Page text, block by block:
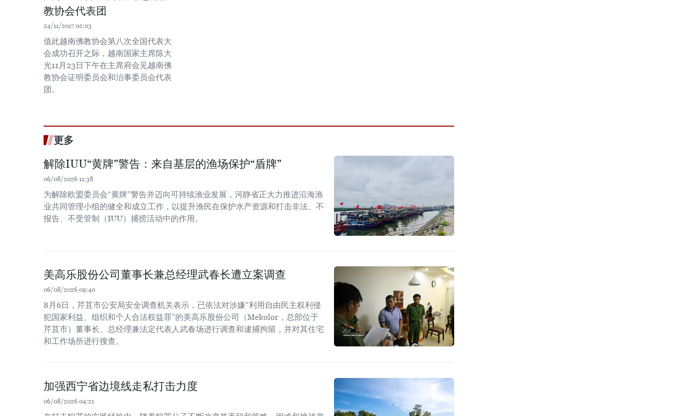
教协会代表团
24/11/2017 02:03
值此越南佛教协会第八次全国代表大
会成功召开之际，越南国家主席陈大
光11月23日下午在主席府会见越南佛
教协会证明委员会和治事委员会代表
团。
更多
解除IUU“黄牌”警告：来自基层的渔场保护“盾牌”
06/08/2026 11:38
为解除欧盟委员会“黄牌”警告并迈向可持续渔业发展，河静省正大力推进沿海渔
业共同管理小组的健全和成立工作，以提升渔民在保护水产资源和打击非法、不
报告、不受管制（IUU）捕捞活动中的作用。
美高乐股份公司董事长兼总经理武春长遭立案调查
06/08/2026 09:40
8月6日，芹苴市公安局安全调查机关表示，已依法对涉嫌“利用自由民主权利侵
犯国家利益、组织和个人合法权益罪”的美高乐股份公司（Mekolor，总部位于
芹苴市）董事长、总经理兼法定代表人武春场进行调查和逮捕拘留，并对其住宅
和工作场所进行搜查。
加强西宁省边境线走私打击力度
06/08/2026 04:21